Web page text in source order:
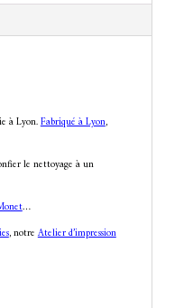
à Lyon.Fabriqué à Lyon,
le nettoyage à un
…
, notreAtelier d’impression